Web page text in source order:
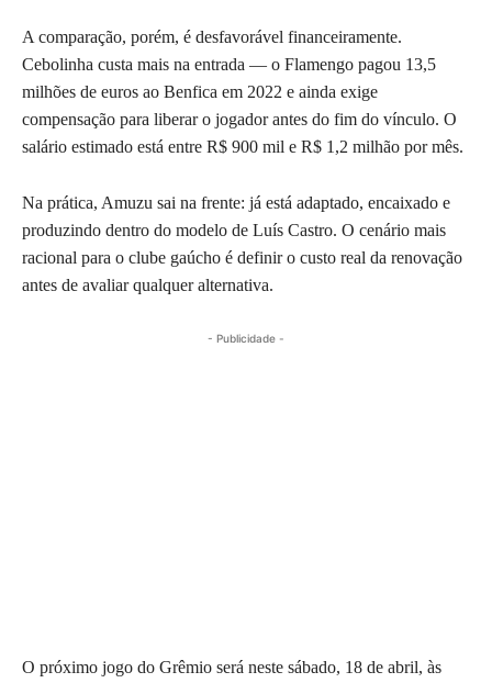
A comparação, porém, é desfavorável financeiramente.
Cebolinha custa mais na entrada — o Flamengo pagou 13,5
milhões de euros ao Benfica em 2022 e ainda exige
compensação para liberar o jogador antes do fim do vínculo. O
salário estimado está entre R$ 900 mil e R$ 1,2 milhão por mês.
Na prática, Amuzu sai na frente: já está adaptado, encaixado e
produzindo dentro do modelo de Luís Castro. O cenário mais
racional para o clube gaúcho é definir o custo real da renovação
antes de avaliar qualquer alternativa.
- Publicidade -
O próximo jogo do Grêmio será neste sábado, 18 de abril, às